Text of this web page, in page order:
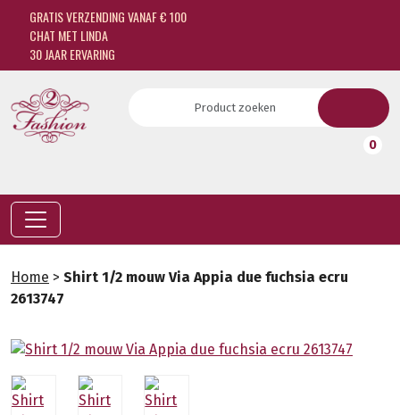
GRATIS VERZENDING VANAF € 100
CHAT MET LINDA
30 JAAR ERVARING
0
Home > Shirt 1/2 mouw Via Appia due fuchsia ecru
2613747